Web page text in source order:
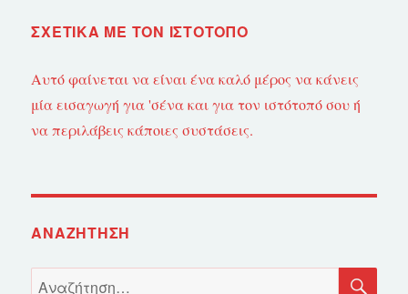
ΣΧΕΤΙΚΆ ΜΕ ΤΟΝ ΙΣΤΌΤΟΠΟ
Αυτό φαίνεται να είναι ένα καλό μέρος να κάνεις
μία εισαγωγή για 'σένα και για τον ιστότοπό σου ή
να περιλάβεις κάποιες συστάσεις.
ΑΝΑΖΉΤΗΣΗ
Αναζήτηση